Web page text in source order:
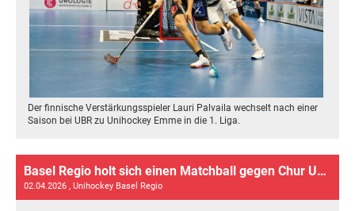
Der finnische Verstärkungsspieler Lauri Palvaila wechselt nach einer
Saison bei UBR zu Unihockey Emme in die 1. Liga.
Basel Regio holt sich einen Matchball gegen Chur United
02.04.2026 , Unihockey Basel Regio